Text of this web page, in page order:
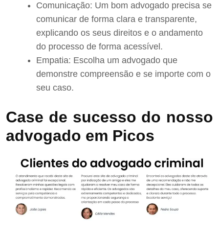
Comunicação: Um bom advogado precisa se
comunicar de forma clara e transparente,
explicando os seus direitos e o andamento
do processo de forma acessível.
Empatia: Escolha um advogado que
demonstre compreensão e se importe com o
seu caso.
Case de sucesso do nosso
advogado em Picos